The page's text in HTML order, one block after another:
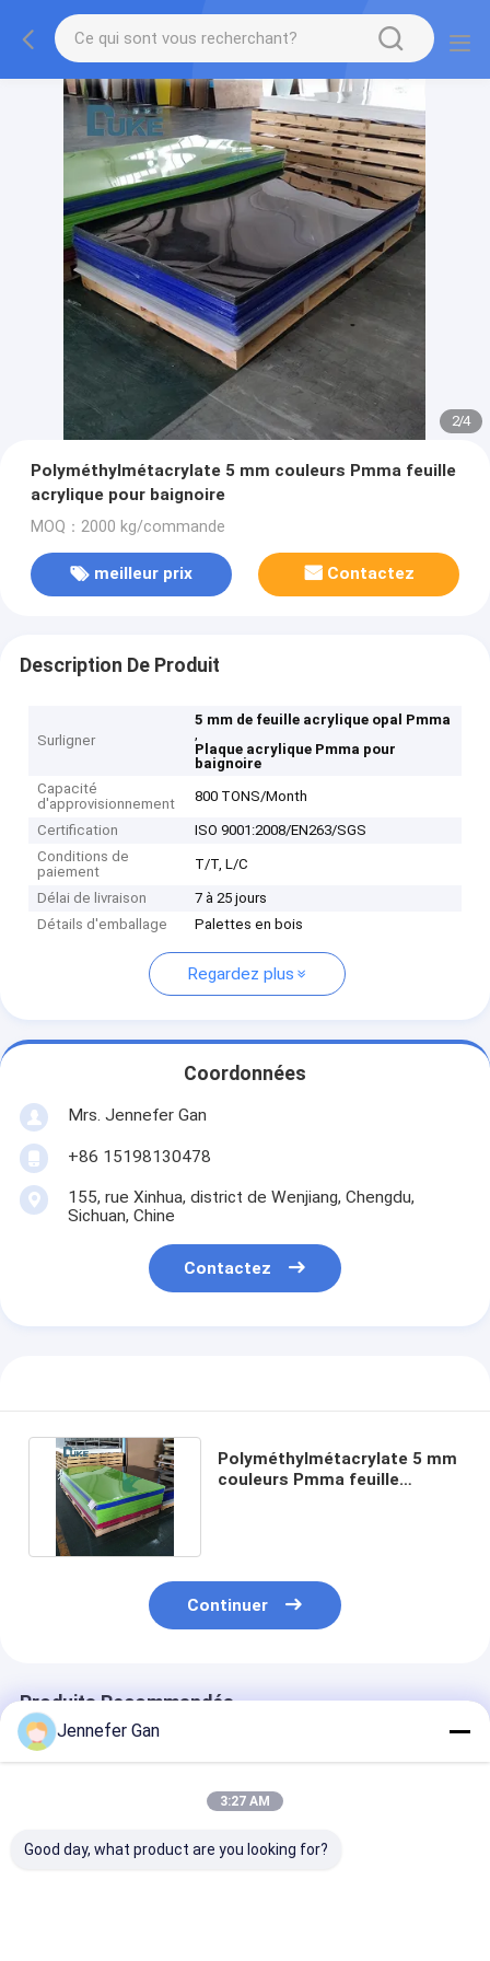
2/4
Polyméthylmétacrylate 5 mm couleurs Pmma feuille
acrylique pour baignoire
MOQ：2000 kg/commande
meilleur prix Contactez
Description De Produit
Surligner
5 mm de feuille acrylique opal Pmma
,
Plaque acrylique Pmma pour
baignoire
Capacité
d'approvisionnement
800 TONS/Month
Certification
ISO 9001:2008/EN263/SGS
Conditions de
paiement
T/T, L/C
Délai de livraison
7 à 25 jours
Détails d'emballage
Palettes en bois
Regardez plus
Coordonnées
Mrs. Jennefer Gan
+86 15198130478
155, rue Xinhua, district de Wenjiang, Chengdu,
Sichuan, Chine
Contactez
Polyméthylmétacrylate 5 mm
couleurs Pmma feuille
Continuer
Produits Recommandés
Jennefer Gan
3:27 AM
Good day, what product are you looking for?